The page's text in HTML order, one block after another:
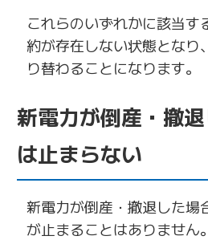
これらのいずれかに該当す
約が存在しない状態となり
り替わることになります。
新電力が倒産・撤
は止まらない
新電力が倒産・撤退した場
が止まることはありません。